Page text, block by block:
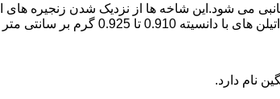
می شود.این شاخه ها از نزدیک شدن زنجیره های
اتیلن سبک میتوان گفت.